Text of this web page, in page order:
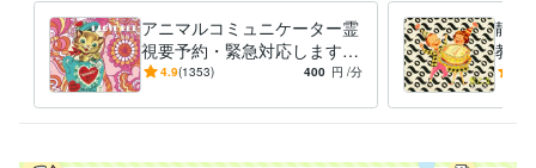
ではゲットザグローリー
経験職種
デザイナー / グラフィックデザイナー 経験年数 : 30年
クリエイター / ライター・編集
マーケティング / 広告・宣伝・プロモーション
アニマルコミュニケーター霊
視要予約・緊急対応します
ペットロスの魂を深掘りし時
伝えます
4.9(1353) 400 円 /分
静か
教え
を取
ｺﾞｸﾘ